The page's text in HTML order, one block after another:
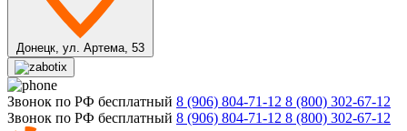
Донецк, ул. Артема, 53
Звонок по РФ бесплатный 8 (906) 804-71-12 8 (800) 302-67-12
Звонок по РФ бесплатный 8 (906) 804-71-12 8 (800) 302-67-12